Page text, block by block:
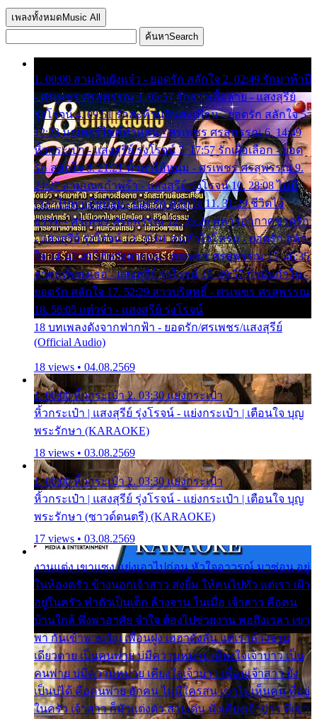
เพลงทั้งหมด Music All
ค้นหาSearch
1. 00:00 สามสิบยังแจ๋ว - ยอดรัก สลักใจ 2. 02:49 รักมาห้าปี
- ศรเพชร ศรสุพรรณ 3. 05:57 รักสาวเสื้อลาย - แสงสุรีย์
รุ่งโรจน์ 4. 09:51 รักสะท้านดินสะเทือน - ยอดรัก สลักใจ 5.
12:23 มอเตอร์ไซค์ทำหล่น - ศรเพชร ศรสุพรรณ 6. 14:49
หิ้วกระเป๋า - แสงสุรีย์ รุ่งโรจน์ 7. 17:57 รักเผื่อเลือก - ยอด
รัก สลักใจ 8. 21:21 น้ำตาไอ้หนุ่ม - ศรเพชร ศรสุพรรณ 9.
24:27 สามเณรกำพร้า - แสงสุรีย์ รุ่งโรจน์ 10. 28:08 ไม่มี
เวลาไปหาเมียน้อย - ยอดรัก สลักใจ 11. 31:29 ชีวิตไอ้
ธรรม - ศรเพชร ศรสุพรรณ 12. 35:26 ทหารอากาศขาดรัก
- แสงสุรีย์ รุ่งโรจน์ 13. 39:01 คนหัวใจโทรม - ยอดรัก สลัก
ใจ 14. 42:49 ไอ้หวังตายแน่ - ศรเพชร ศรสุพรรณ 15. 46:35
ธาตุแท้ของเธอ - แสงสุรีย์ รุ่งโรจน์ 16. 49:57 กำนันกำใน -
ยอดรัก สลักใจ 17. 52:29 สาวบริสุทธิ์ - ศรเพชร ศรสุพรรณ
18. 56:05 แต๋วจ๋า - แสงสุรีย์ รุ่งโรจน์
18 บทเพลงดังจากฟากฟ้า - ยอดรัก/ศรเพชร/แสงสุรีย์
(Official Audio)
18 views • 04.08.2569
1. 00:00 หิ้วกระเป๋า 2. 03:30 แย่งกระเป๋า
หิ้วกระเป๋า | แสงสุรีย์ รุ่งโรจน์ - แย่งกระเป๋า | เตือนใจ บุญ
พระรักษา (KARAOKE)
18 views • 03.08.2569
1. 00:00 หิ้วกระเป๋า 2. 03:30 แย่งกระเป๋า
หิ้วกระเป๋า | แสงสุรีย์ รุ่งโรจน์ - แย่งกระเป๋า | เตือนใจ บุญ
พระรักษา (ซาวด์ดนตรี) (KARAOKE)
17 views • 03.08.2569
งานแต่ง เขาแซง แย่งเอาไปก่อน หัวใจอาวรณ์ มาซ่อน อยู่
ในห้องครัว ข้างนอกเจ้าสาว ส่งยิ้ม ให้คนไปทั่ว แต่เรา เฝ้า
อยู่ในครัว ทำตัวเป็นเด็ก ล้างจาน ในเมื่อ เจ้าสาว คือคน
บ้านใกล้ พึ่งพาอาศัย จำใจ ต้องไปช่วยงาน พอถึงเวลา เขา
พา กันเข้าพาขวัญ เพื่อนฝูง เฮฮาดังลั่น แต่เราล้างจาน
เดียวดาย เป็นคนพ่าย บ่มีความหมาย เคียงใจเจ้าบ่าว เป็น
คนพ่าย บ่มีความหมาย เคียงใจเจ้าบ่าว เพื่อนเจ้าสาว ยัง
เป็นบ่ได้ คือคนพ่าย ฮักคน ไม่มีใครสน เขาไม่เห็นคน ที่อยู่
ในครัว เจ้าสาว ก็มัวแต่งตัว สวยเด่น นั่งเคียงเจ้าบ่าว ที่เขา